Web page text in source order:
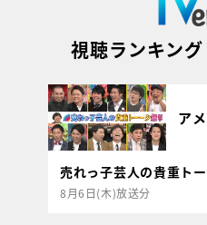
視聴ランキング
ア
売れっ子芸人の貴重ト
8月6日(木)放送分